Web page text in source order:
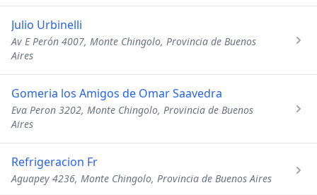
Julio Urbinelli
Av E Perón 4007, Monte Chingolo, Provincia de Buenos
Aires
Gomeria los Amigos de Omar Saavedra
Eva Peron 3202, Monte Chingolo, Provincia de Buenos
Aires
Refrigeracion Fr
Aguapey 4236, Monte Chingolo, Provincia de Buenos Aires